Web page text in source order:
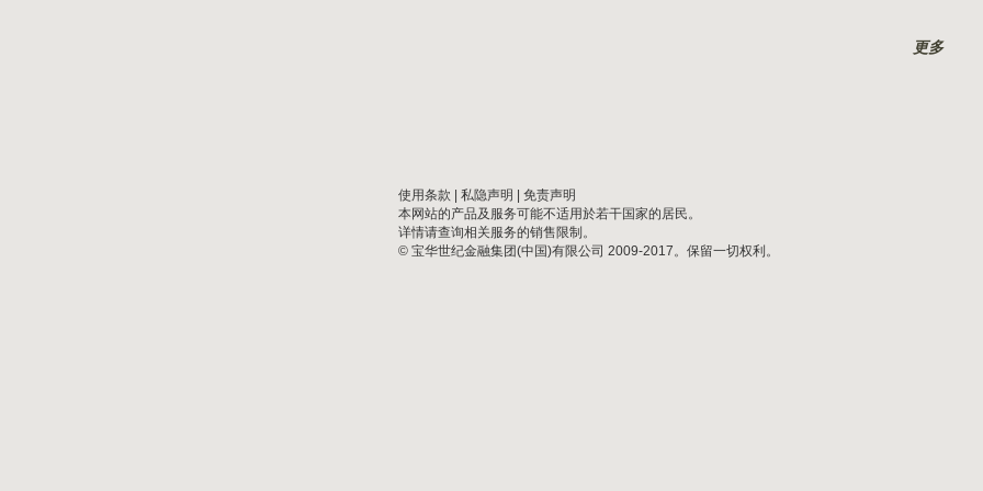
更多
使用条款 私隐声明
免责声明
本网站的产品及服务可能不适用於若干国家的居民。
详情请查询相关服务的销售限制。
© 宝华世纪金融集团(中国)有限公司 2009-2017。保留一切权利。